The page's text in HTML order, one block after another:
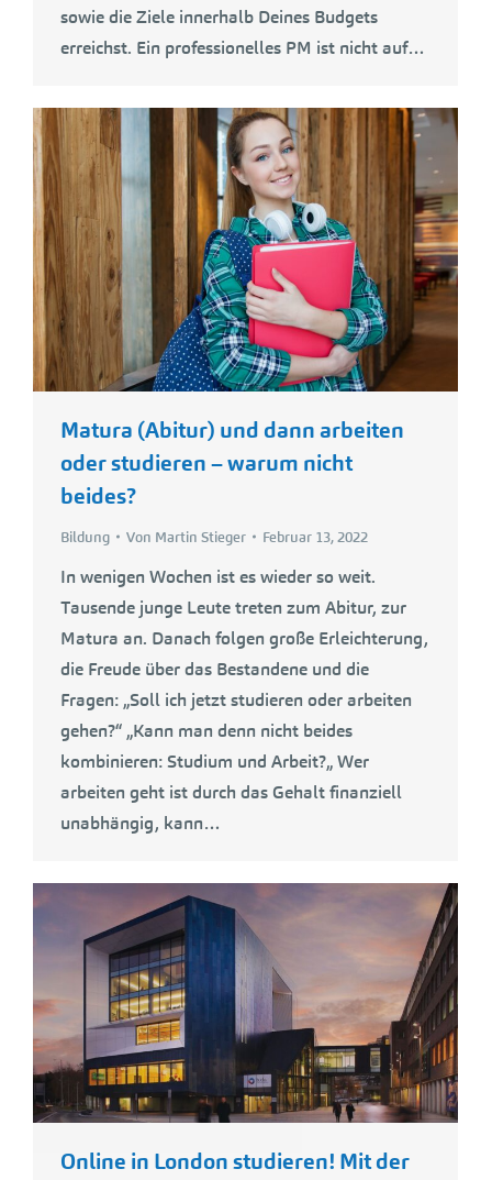
sowie die Ziele innerhalb Deines Budgets
erreichst. Ein professionelles PM ist nicht auf…
Matura (Abitur) und dann arbeiten
oder studieren – warum nicht
beides?
Bildung Von Martin Stieger Februar 13, 2022
In wenigen Wochen ist es wieder so weit.
Tausende junge Leute treten zum Abitur, zur
Matura an. Danach folgen große Erleichterung,
die Freude über das Bestandene und die
Fragen: „Soll ich jetzt studieren oder arbeiten
gehen?“ „Kann man denn nicht beides
kombinieren: Studium und Arbeit?„ Wer
arbeiten geht ist durch das Gehalt finanziell
unabhängig, kann…
Online in London studieren! Mit der